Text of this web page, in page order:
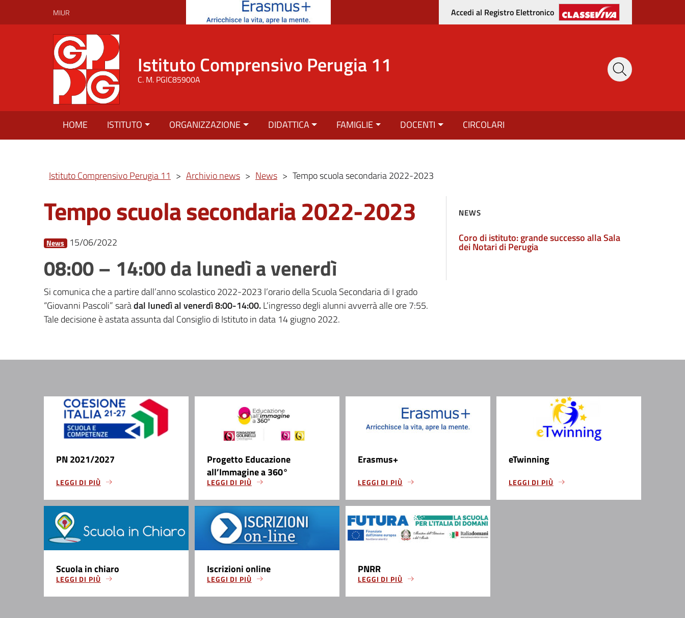
MIUR Accedi al Registro Elettronico
Istituto Comprensivo Perugia 11
C. M. PGIC85900A
HOME ISTITUTO ORGANIZZAZIONE DIDATTICA FAMIGLIE DOCENTI CIRCOLARI
Istituto Comprensivo Perugia 11 > Archivio news > News > Tempo scuola secondaria 2022-2023
Tempo scuola secondaria 2022-2023
News 15/06/2022
08:00 – 14:00 da lunedì a venerdì
Si comunica che a partire dall’anno scolastico 2022-2023 l’orario della Scuola Secondaria di I grado
“Giovanni Pascoli” saràdal lunedì al venerdì 8:00-14:00.L’ingresso degli alunni avverrà alle ore 7:55.
Tale decisione è astata assunta dal Consiglio di Istituto in data 14 giugno 2022.
NEWS
Coro di istituto: grande successo alla Sala
dei Notari di Perugia
PN 2021/2027
LEGGI DI PIÙ
Progetto Educazione
all’Immagine a 360°
LEGGI DI PIÙ
Erasmus+
LEGGI DI PIÙ
eTwinning
LEGGI DI PIÙ
Scuola in chiaro
LEGGI DI PIÙ
Iscrizioni online
LEGGI DI PIÙ
PNRR
LEGGI DI PIÙ